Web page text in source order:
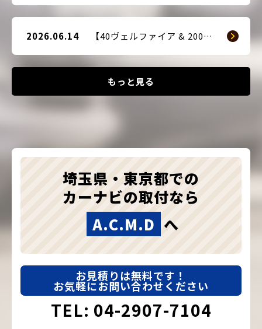
もっと見る
2026.06.14 【40ヴェルファイア & 200系ハイエース(9型) 新車2台へ SMART GUARD3取付】
埼玉県・東京都での
カーナビの取付なら
A.C.M.D へ
お見積りは無料です！
お気軽にお問い合わせください
TEL: 04-2907-7104